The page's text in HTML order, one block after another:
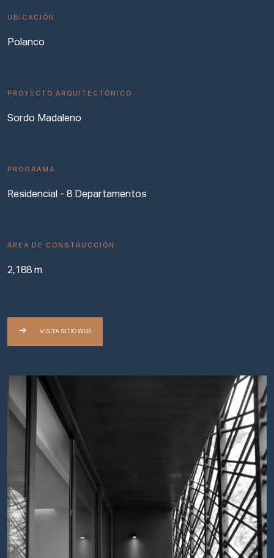
UBICACIÓN
Polanco
PROYECTO ARQUITECTÓNICO
Sordo Madaleno
PROGRAMA
Residencial - 8 Departamentos
ÁREA DE CONSTRUCCIÓN
2,188 m
VISITA SITIO WEB